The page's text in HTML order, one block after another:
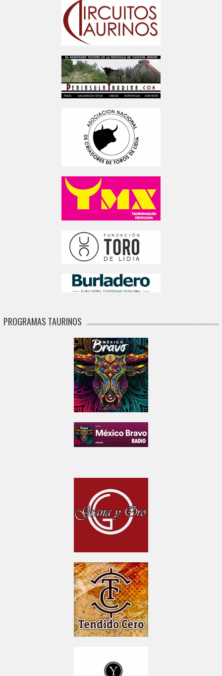
PROGRAMAS TAURINOS